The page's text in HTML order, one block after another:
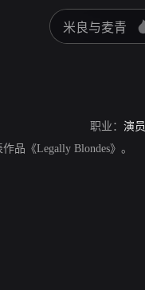
职业： 演员
品《Legally Blondes》。